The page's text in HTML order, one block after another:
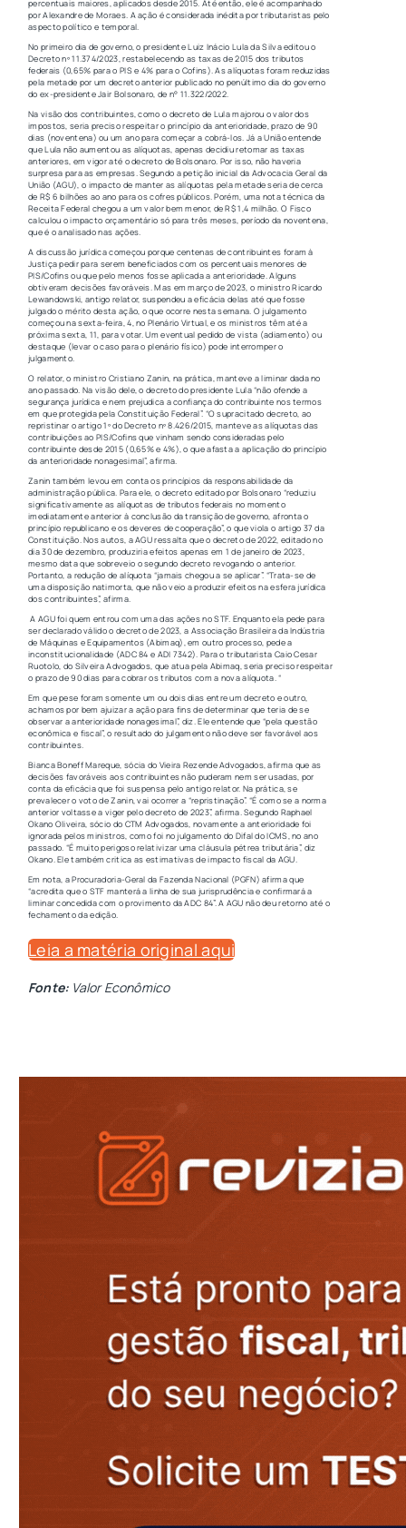
percentuais maiores, aplicados desde 2015. Até então, ele é acompanhado
por Alexandre de Moraes. A ação é considerada inédita por tributaristas pelo
aspecto político e temporal.
No primeiro dia de governo, o presidente Luiz Inácio Lula da Silva editou o
Decreto nº 11.374/2023, restabelecendo as taxas de 2015 dos tributos
federais (0,65% para o PIS e 4% para o Cofins). As alíquotas foram reduzidas
pela metade por um decreto anterior publicado no penúltimo dia do governo
do ex-presidente Jair Bolsonaro, de n° 11.322/2022.
Na visão dos contribuintes, como o decreto de Lula majorou o valor dos
impostos, seria preciso respeitar o princípio da anterioridade, prazo de 90
dias (noventena) ou um ano para começar a cobrá-los. Já a União entende
que Lula não aumentou as alíquotas, apenas decidiu retomar as taxas
anteriores, em vigor até o decreto de Bolsonaro. Por isso, não haveria
surpresa para as empresas. Segundo a petição inicial da Advocacia Geral da
União (AGU), o impacto de manter as alíquotas pela metade seria de cerca
de R$ 6 bilhões ao ano para os cofres públicos. Porém, uma nota técnica da
Receita Federal chegou a um valor bem menor, de R$ 1,4 milhão. O Fisco
calculou o impacto orçamentário só para três meses, período da noventena,
que é o analisado nas ações.
A discussão jurídica começou porque centenas de contribuintes foram à
Justiça pedir para serem beneficiados com os percentuais menores de
PIS/Cofins ou que pelo menos fosse aplicada a anterioridade. Alguns
obtiveram decisões favoráveis. Mas em março de 2023, o ministro Ricardo
Lewandowski, antigo relator, suspendeu a eficácia delas até que fosse
julgado o mérito desta ação, o que ocorre nesta semana. O julgamento
começou na sexta-feira, 4, no Plenário Virtual, e os ministros têm até a
próxima sexta, 11, para votar. Um eventual pedido de vista (adiamento) ou
destaque (levar o caso para o plenário físico) pode interromper o
julgamento.
O relator, o ministro Cristiano Zanin, na prática, manteve a liminar dada no
ano passado. Na visão dele, o decreto do presidente Lula “não ofende a
segurança jurídica e nem prejudica a confiança do contribuinte nos termos
em que protegida pela Constituição Federal”. “O supracitado decreto, ao
repristinar o artigo 1º do Decreto nº 8.426/2015, manteve as alíquotas das
contribuições ao PIS/Cofins que vinham sendo consideradas pelo
contribuinte desde 2015 (0,65% e 4%), o que afasta a aplicação do princípio
da anterioridade nonagesimal”, afirma.
Zanin também levou em conta os princípios da responsabilidade da
administração pública. Para ele, o decreto editado por Bolsonaro “reduziu
significativamente as alíquotas de tributos federais no momento
imediatamente anterior à conclusão da transição de governo, afronta o
princípio republicano e os deveres de cooperação”, o que viola o artigo 37 da
Constituição. Nos autos, a AGU ressalta que o decreto de 2022, editado no
dia 30 de dezembro, produziria efeitos apenas em 1 de janeiro de 2023,
mesmo data que sobreveio o segundo decreto revogando o anterior.
Portanto, a redução de alíquota “jamais chegou a se aplicar”. “Trata-se de
uma disposição natimorta, que não veio a produzir efeitos na esfera jurídica
dos contribuintes”, afirma.
A AGU foi quem entrou com uma das ações no STF. Enquanto ela pede para
ser declarado válido o decreto de 2023, a Associação Brasileira da Indústria
de Máquinas e Equipamentos (Abimaq), em outro processo, pede a
inconstitucionalidade (ADC 84 e ADI 7342). Para o tributarista Caio Cesar
Ruotolo, do Silveira Advogados, que atua pela Abimaq, seria preciso respeitar
o prazo de 90 dias para cobrar os tributos com a nova alíquota. “
Em que pese foram somente um ou dois dias entre um decreto e outro,
achamos por bem ajuizar a ação para fins de determinar que teria de se
observar a anterioridade nonagesimal”, diz. Ele entende que “pela questão
econômica e fiscal”, o resultado do julgamento não deve ser favorável aos
contribuintes.
Bianca Boneff Mareque, sócia do Vieira Rezende Advogados, afirma que as
decisões favoráveis aos contribuintes não puderam nem ser usadas, por
conta da eficácia que foi suspensa pelo antigo relator. Na prática, se
prevalecer o voto de Zanin, vai ocorrer a “repristinação”. “É como se a norma
anterior voltasse a viger pelo decreto de 2023”, afirma. Segundo Raphael
Okano Oliveira, sócio do CTM Advogados, novamente a anterioridade foi
ignorada pelos ministros, como foi no julgamento do Difal do ICMS, no ano
passado. “É muito perigoso relativizar uma cláusula pétrea tributária”, diz
Okano. Ele também critica as estimativas de impacto fiscal da AGU.
Em nota, a Procuradoria-Geral da Fazenda Nacional (PGFN) afirma que
“acredita que o STF manterá a linha de sua jurisprudência e confirmará a
liminar concedida com o provimento da ADC 84”. A AGU não deu retorno até o
fechamento da edição.
Leia a matéria original aqui
Fonte: Valor Econômico